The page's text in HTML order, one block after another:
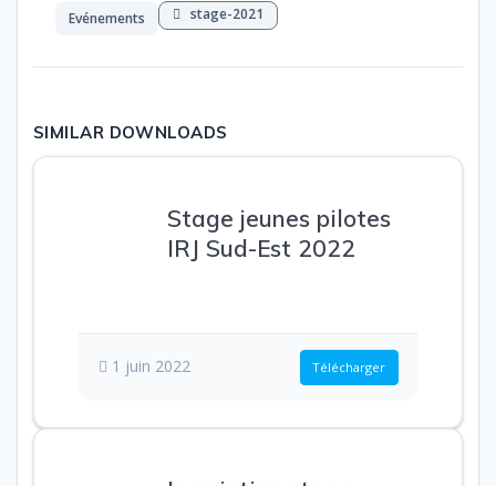
Evénements stage-2021
SIMILAR DOWNLOADS
Stage jeunes pilotes
IRJ Sud-Est 2022
1 juin 2022 Télécharger